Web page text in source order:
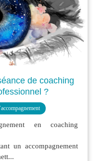
de coaching
?
en coaching
un accompagnement